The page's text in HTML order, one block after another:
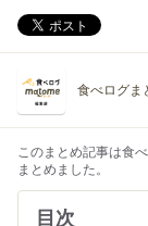
食べログま
このまとめ記事は食
まとめました。
目次